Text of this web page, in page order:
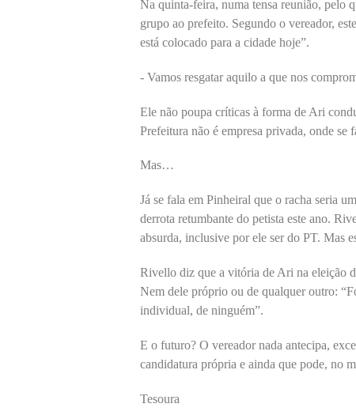
Na quinta-feira, numa tensa reunião, pelo
grupo ao prefeito. Segundo o vereador,
está colocado para a cidade hoje”.
- Vamos resgatar aquilo a que nos
Ele não poupa críticas à forma de Ari
Prefeitura não é empresa privada, onde se
Mas…
Já se fala em Pinheiral que o racha seria
derrota retumbante do petista este ano.
absurda, inclusive por ele ser do PT. Mas
Rivello diz que a vitória de Ari na eleição
Nem dele próprio ou de qualquer outro:
individual, de ninguém”.
E o futuro? O vereador nada antecipa,
candidatura própria e ainda que pode, no
Tesoura